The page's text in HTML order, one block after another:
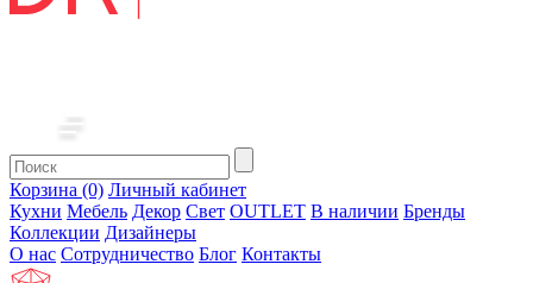
Корзина (0) Личный кабинет
Кухни Мебель Декор Свет OUTLET В наличии Бренды
Коллекции Дизайнеры
О нас Сотрудничество Блог Контакты